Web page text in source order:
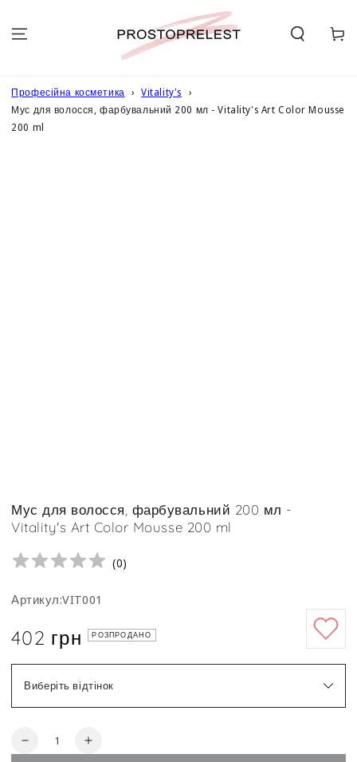
Кошик
Професійна косметика
Vitality's
Мус для волосся, фарбувальний 200 мл - Vitality's Art Color Mousse
200 ml
Мус для волосся, фарбувальний 200 мл -
Vitality's Art Color Mousse 200 ml
(0)
Артикул:VIT001
Ціна
402 грн РОЗПРОДАНО
Виберіть відтінок
Кількість
ЗменшитиЗбільшити